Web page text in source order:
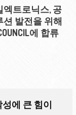
엑트로닉스, 공
션 발전을 위해
에 합류
에 큰 힘이